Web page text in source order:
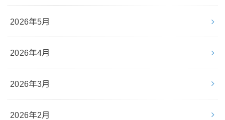
2026年5月
2026年4月
2026年3月
2026年2月